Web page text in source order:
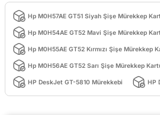
Hp M0H57AE GT51 Siyah Şişe Mürekkep
Hp M0H54AE GT52 Mavi Şişe Mürekkep
Hp M0H55AE GT52 Kırmızı Şişe Mürekkep
Hp M0H56AE GT52 Sarı Şişe Mürekkep
HP DeskJet GT-5810 Mürekkebi HP